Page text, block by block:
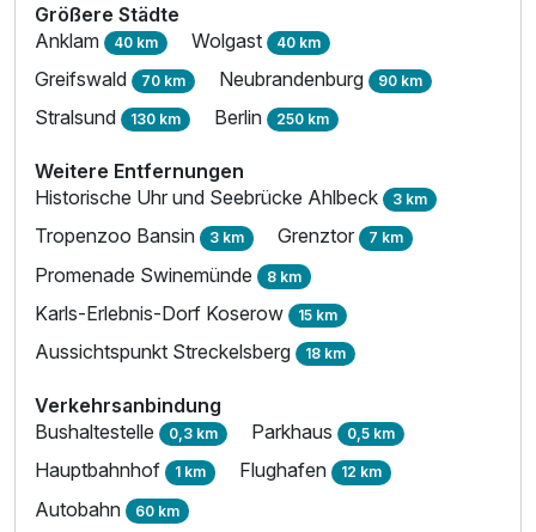
Größere Städte
Anklam 40 km Wolgast 40 km
Greifswald 70 km Neubrandenburg 90 km
Stralsund 130 km Berlin 250 km
Weitere Entfernungen
Historische Uhr und Seebrücke Ahlbeck 3 km
Tropenzoo Bansin 3 km Grenztor 7 km
Promenade Swinemünde 8 km
Karls-Erlebnis-Dorf Koserow 15 km
Aussichtspunkt Streckelsberg 18 km
Verkehrsanbindung
Bushaltestelle 0,3 km Parkhaus 0,5 km
Hauptbahnhof 1 km Flughafen 12 km
Autobahn 60 km